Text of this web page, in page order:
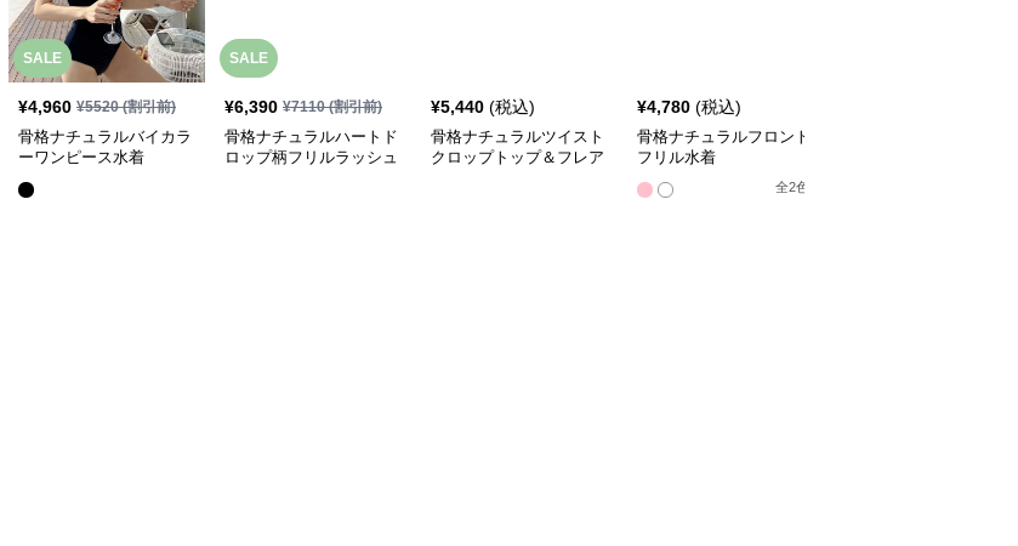
SALE
¥4,960 ¥5520(割引前)
骨格ナチュラルバイカラ
ーワンピース水着
SALE
¥6,390 ¥7110(割引前)
骨格ナチュラルハートド
ロップ柄フリルラッシュ
¥5,440 (税込)
骨格ナチュラルツイスト
クロップトップ＆フレア
¥4,780 (税込)
骨格ナチュラルフロント
フリル水着
全2色